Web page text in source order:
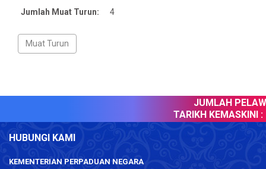
Jumlah Muat Turun:
4
JUMLAH
TARIKH KEMASKINI :
HUBUNGI KAMI
KEMENTERIAN PERPADUAN NEGARA